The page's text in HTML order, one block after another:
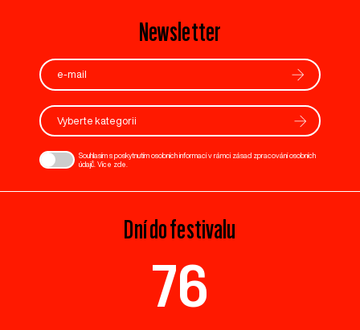
Newsletter
Vyberte kategorii
Souhlasím s poskytnutím osobních informací v rámci zásad zpracování osobních
údajů. Více zde
Dní do festivalu
76